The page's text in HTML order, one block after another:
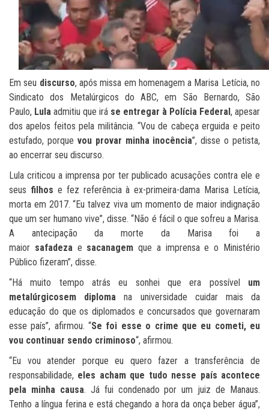
Em seu discurso, após missa em homenagem a Marisa Letícia, no
Sindicato dos Metalúrgicos do ABC, em São Bernardo, São
Paulo, Lula admitiu que irá se entregar à Polícia Federal , apesar
dos apelos feitos pela militância. “Vou de cabeça erguida e peito
estufado, porque vou provar minha inocência”, disse o petista,
ao encerrar seu discurso.
Lula criticou a imprensa por ter publicado acusações contra ele e
seus filhos e fez referência à ex-primeira-dama Marisa Letícia,
morta em 2017. “Eu talvez viva um momento de maior indignação
que um ser humano vive”, disse. “Não é fácil o que sofreu a Marisa.
A antecipação da morte da Marisa foi a
maior safadezae sacanagemque a imprensa e o Ministério
Público fizeram”, disse.
“Há muito tempo atrás eu sonhei que era possível um
metalúrgicosem diploma na universidade cuidar mais da
educação do que os diplomados e concursados que governaram
esse país”, afirmou. “Se foi esse o crime que eu cometi, eu
vou continuar sendo criminoso“, afirmou.
“Eu vou atender porque eu quero fazer a transferência de
responsabilidade, eles acham que tudo nesse país acontece
pela minha causa. Já fui condenado por um juiz de Manaus.
Tenho a língua ferina e está chegando a hora da onça beber água”,